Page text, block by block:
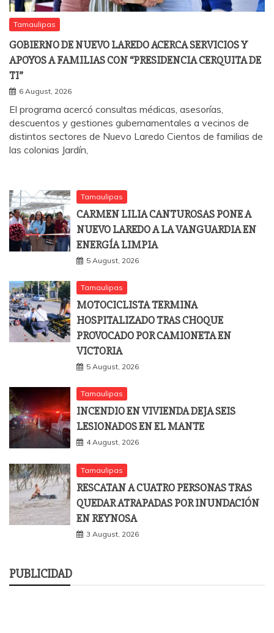
Tamaulipas
GOBIERNO DE NUEVO LAREDO ACERCA SERVICIOS Y
APOYOS A FAMILIAS CON “PRESIDENCIA CERQUITA DE
TI”
6 August, 2026
El programa acercó consultas médicas, asesorías,
descuentos y gestiones gubernamentales a vecinos de
distintos sectores de Nuevo Laredo Cientos de familias de
las colonias Jardín,
Tamaulipas
CARMEN LILIA CANTUROSAS PONE A
NUEVO LAREDO A LA VANGUARDIA EN
ENERGÍA LIMPIA
5 August, 2026
Tamaulipas
MOTOCICLISTA TERMINA
HOSPITALIZADO TRAS CHOQUE
PROVOCADO POR CAMIONETA EN
VICTORIA
5 August, 2026
Tamaulipas
INCENDIO EN VIVIENDA DEJA SEIS
LESIONADOS EN EL MANTE
4 August, 2026
Tamaulipas
RESCATAN A CUATRO PERSONAS TRAS
QUEDAR ATRAPADAS POR INUNDACIÓN
EN REYNOSA
3 August, 2026
PUBLICIDAD